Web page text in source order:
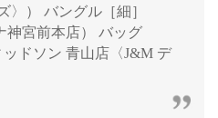
〉） バングル［細］
神宮前本店） バッグ
ッドソン 青山店〈J&M デ